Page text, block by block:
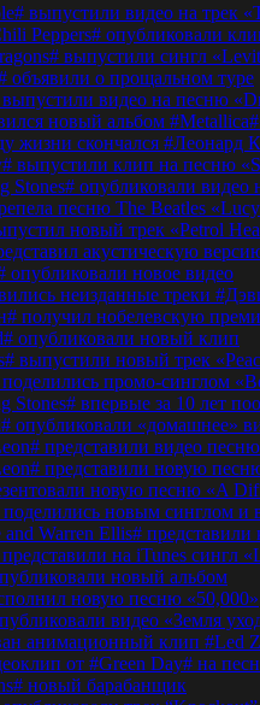
выпустили видео на трек
Peppers# опубликовали
выпустили сингл
объявили о прощальном туре
видео на песню
новый альбом
жизни скончался #Леонард
выпустили клип на песню
Stones# опубликовали
песню The Beatles
новый трек «Petrol
акустическую
опубликовали новое видео
неизданные треки
получил нобелевскую
опубликовали новый клип
выпустили новый трек
промо-синглом
Stones# впервые за 10 лет
опубликовали «домашнее»
представили видео
представили новую
новую песню «A
новым синглом и
Warren Ellis# представили
на iTunes сингл
новый альбом
новую песню «50,000»
видео «Земля
анимационный клип #Led
от #Green Day# на
новый барабанщик